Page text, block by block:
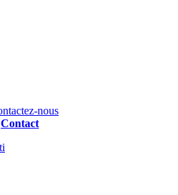
Contact